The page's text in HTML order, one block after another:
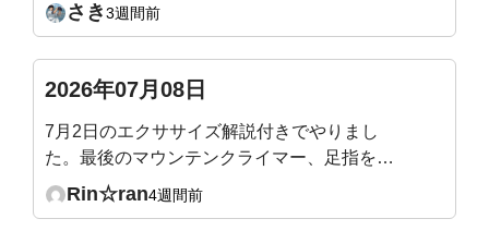
さき3週間前
2026年07月08日
7月2日のエクササイズ解説付きでやりまし
た。最後のマウンテンクライマー、足指を突
き指しそうになりながら頑張りました！
Rin☆ran4週間前